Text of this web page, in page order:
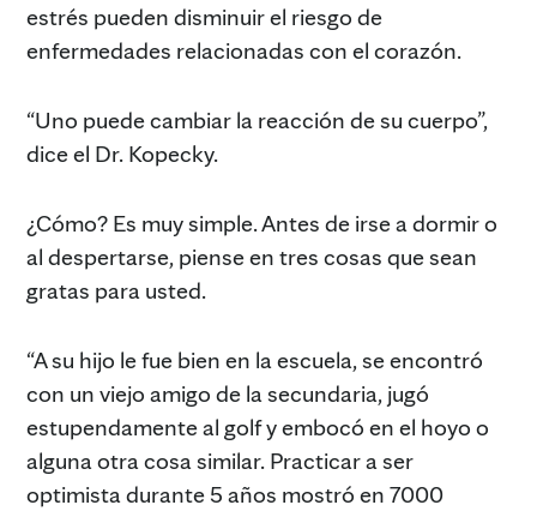
estrés pueden disminuir el riesgo de
enfermedades relacionadas con el corazón.
“Uno puede cambiar la reacción de su cuerpo”,
dice el Dr. Kopecky.
¿Cómo? Es muy simple. Antes de irse a dormir o
al despertarse, piense en tres cosas que sean
gratas para usted.
“A su hijo le fue bien en la escuela, se encontró
con un viejo amigo de la secundaria, jugó
estupendamente al golf y embocó en el hoyo o
alguna otra cosa similar. Practicar a ser
optimista durante 5 años mostró en 7000